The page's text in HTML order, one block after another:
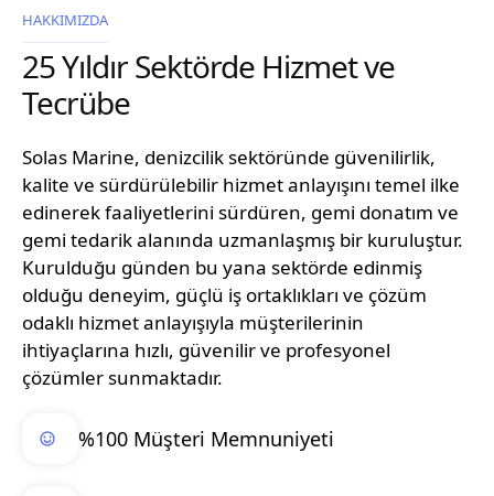
HAKKIMIZDA
25 Yıldır Sektörde Hizmet ve
Tecrübe
Solas Marine, denizcilik sektöründe güvenilirlik,
kalite ve sürdürülebilir hizmet anlayışını temel ilke
edinerek faaliyetlerini sürdüren, gemi donatım ve
gemi tedarik alanında uzmanlaşmış bir kuruluştur.
Kurulduğu günden bu yana sektörde edinmiş
olduğu deneyim, güçlü iş ortaklıkları ve çözüm
odaklı hizmet anlayışıyla müşterilerinin
ihtiyaçlarına hızlı, güvenilir ve profesyonel
çözümler sunmaktadır.
%100 Müşteri Memnuniyeti